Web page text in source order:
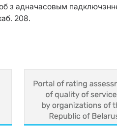
адначасовым
208.